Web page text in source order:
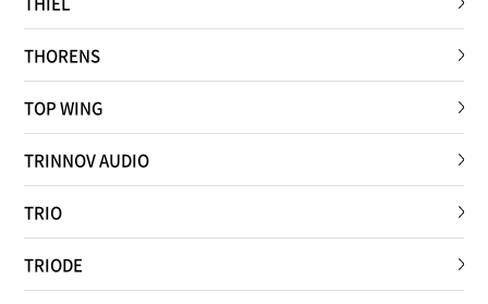
THORENS
TOP WING
TRINNOV AUDIO
TRIO
TRIODE